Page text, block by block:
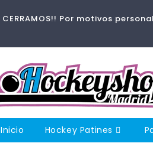
CERRAMOS!! Por motivos
Inicio Hockey Patines